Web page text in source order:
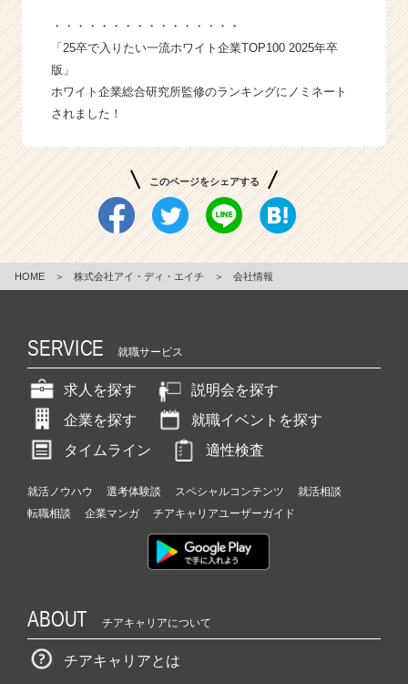
・・・・・・・・・・・・・・・・
「25卒で入りたい一流ホワイト企業TOP100 2025年卒
版」
ホワイト企業総合研究所監修のランキングにノミネート
されました！
このページをシェアする
HOME ＞ 株式会社アイ・ディ・エイチ ＞ 会社情報
SERVICE 就職サービス
求人を探す
説明会を探す
企業を探す
就職イベントを探す
タイムライン
適性検査
就活ノウハウ 選考体験談 スペシャルコンテンツ
就活相談
転職相談
企業マンガ チアキャリアユーザーガイド
ABOUT チアキャリアについて
チアキャリアとは